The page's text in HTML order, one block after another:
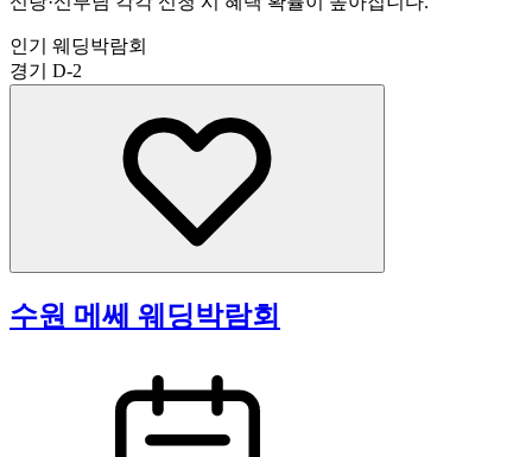
인기 웨딩박람회
경기
D-2
수원 메쎄 웨딩박람회